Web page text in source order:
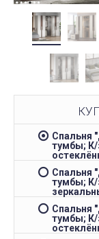
Спальня
тумбы;
Спальня
тумбы;
Спальня
тумбы;